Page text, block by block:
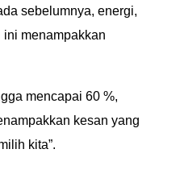
sebelumnya, energi,
menampakkan
mencapai 60 %,
kesan yang
kita”.